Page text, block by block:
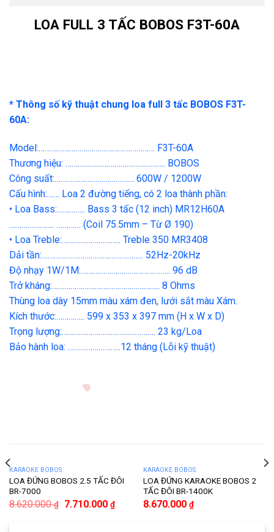
LOA FULL 3 TẤC BOBOS F3T-60A
* Thông số kỹ thuật chung loa full 3 tấc BOBOS F3T-
60A:
Model:………………………………………………… F3T-60A
Thương hiệu: …………………………………………. BOBOS
Công suất:………………………………… 600W / 1200W
Cấu hình:…… Loa 2 đường tiếng, có 2 loa thành phần:
• Loa Bass:………….. Bass 3 tấc (12 inch) MR12H60A
…………………. ………… (Coil 75.5mm – Từ Ø 190)
• Loa Treble:……………………….. Treble 350 MR3408
Dải tần:………………………………………….. 52Hz-20kHz
Độ nhạy 1W/1M:…………………………………….. 96 dB
Trở kháng:…………………………………………….. 8 Ohms
Thùng loa dày 15mm màu xám đen, lưới sắt màu Xám.
Kích thước:………….. 599 x 353 x 397 mm (H x W x D)
Trọng lượng:………………………………………. 23 kg/Loa
Bảo hành loa: ……………………..12 tháng (Lỗi kỹ thuật)
KARAOKE BOBOS
LOA ĐỨNG BOBOS 2.5 TẤC ĐÔI
BR-7000
8.620.000₫ 7.710.000 ₫
KARAOKE BOBOS
LOA ĐỨNG KARAOKE BOBOS 2
TẤC ĐÔI BR-1400K
8.670.000 ₫